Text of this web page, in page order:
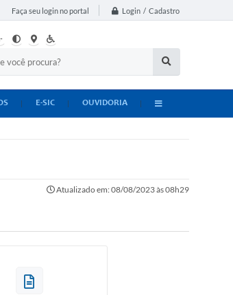
Faça seu login no portal Login / Cadastro
E-SIC OUVIDORIA
Atualizado em: 08/08/2023 às 08h29